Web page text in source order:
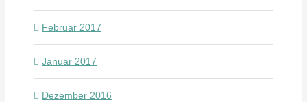
Februar 2017
Januar 2017
Dezember 2016